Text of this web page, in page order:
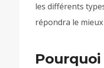
les différents
répondra le